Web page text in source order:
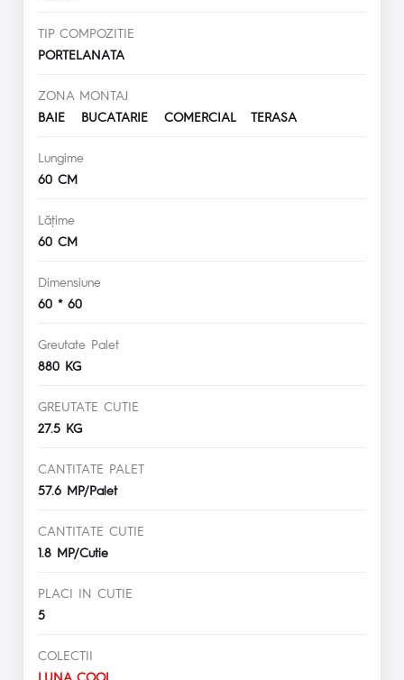
TIP COMPOZITIE
PORTELANATA
ZONA MONTAJ
BAIE BUCATARIE COMERCIAL TERASA
Lungime
60 CM
Lăţime
60 CM
Dimensiune
60 * 60
Greutate Palet
880 KG
GREUTATE CUTIE
27.5 KG
CANTITATE PALET
57.6 MP/Palet
CANTITATE CUTIE
1.8 MP/Cutie
PLACI IN CUTIE
5
COLECTII
LUNA COOL